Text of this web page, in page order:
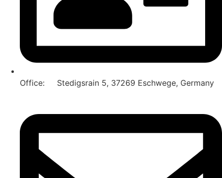
Office: Stedigsrain 5, 37269 Eschwege, Germany